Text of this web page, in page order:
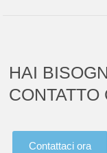
HAI
CONTATTO
Contattaci ora